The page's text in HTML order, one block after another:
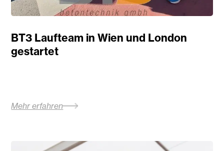
BT3 Laufteam in Wien und London
gestartet
Mehr erfahren